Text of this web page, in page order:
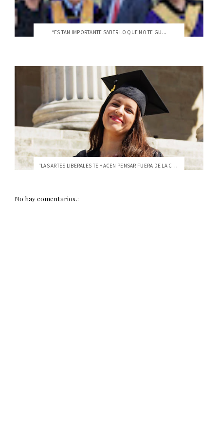
“ES TAN IMPORTANTE SABER LO QUE NO TE GU...
“LAS ARTES LIBERALES TE HACEN PENSAR FUERA DE LA CAJA”
No hay comentarios.: